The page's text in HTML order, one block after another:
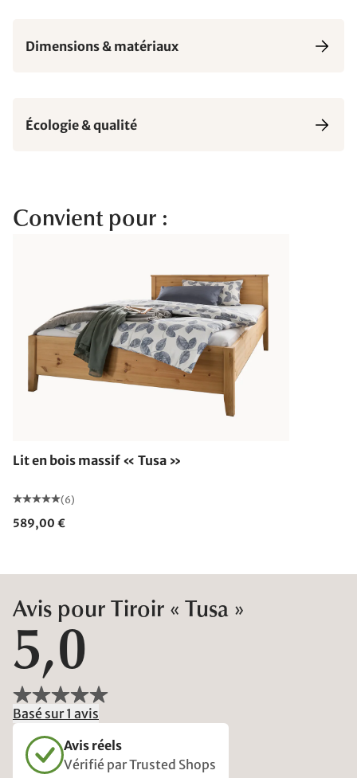
Dimensions & matériaux
Écologie & qualité
Convient pour :
Lit en bois massif « Tusa »
(6)
589,00 €
Avis pour Tiroir « Tusa »
5,0
Basé sur 1 avis
Avis réels
Vérifié par Trusted Shops